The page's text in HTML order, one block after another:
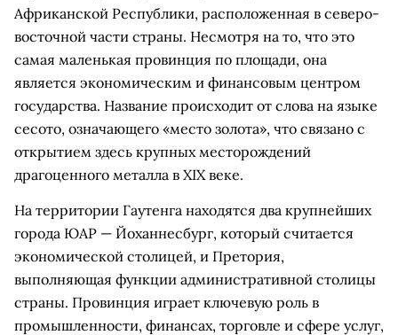
Африканской Республики, расположенная в северо-
восточной части страны. Несмотря на то, что это
самая маленькая провинция по площади, она
является экономическим и финансовым центром
государства. Название происходит от слова на языке
сесото, означающего «место золота», что связано с
открытием здесь крупных месторождений
драгоценного металла в XIX веке.
На территории Гаутенга находятся два крупнейших
города ЮАР — Йоханнесбург, который считается
экономической столицей, и Претория,
выполняющая функции административной столицы
страны. Провинция играет ключевую роль в
промышленности, финансах, торговле и сфере услуг,